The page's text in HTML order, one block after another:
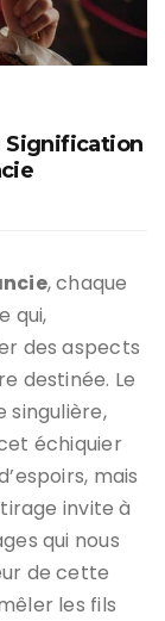
Signification
, chaque
qui,
des aspects
destinée. Le
singulière,
échiquier
mais
invite à
qui nous
de cette
les fils